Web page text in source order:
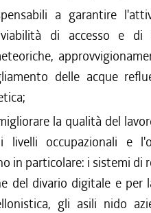
a garantire
di accesso e di
delle acque
la qualità del
livelli occupazionali e
in particolare: i sistemi di
del divario digitale e per
gli asili nido